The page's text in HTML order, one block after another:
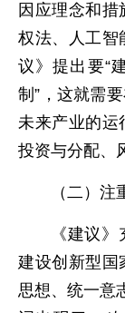
因应理念和
权法、人工智
议》提出要“
制”，这就需
未来产业的运
投资与分配、
（二）
《建议
建设创新型国
思想、统一意